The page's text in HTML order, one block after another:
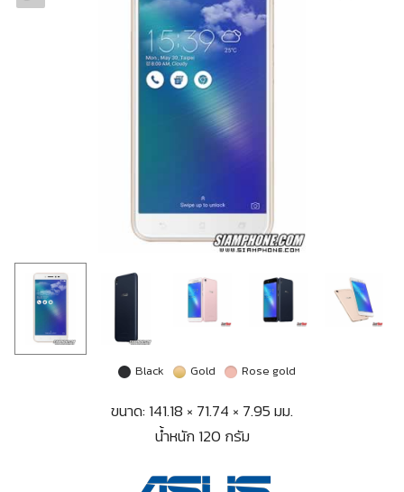
Black Gold Rose gold
ขนาด: 141.18 × 71.74 × 7.95 มม.
น้ำหนัก 120 กรัม